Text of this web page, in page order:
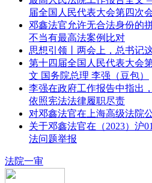
届全国人民代表大会第四次
邓鑫法官允许无合法身份的
不当有最高法案例比对
思想引领丨两会上，总书记
第十四届全国人民代表大会
文 国务院总理 李强（豆包）
李强在政府工作报告中指出
依照宪法法律履职尽责
对邓鑫法官在上海高级法院
关于邓鑫法官在（2023）沪
法问题举报
法院一审